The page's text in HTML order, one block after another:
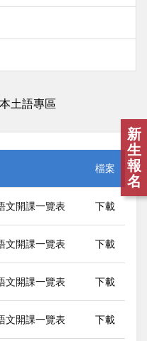
新
生
報
名
本土語專區
檔案
文開課一覽表 下載
文開課一覽表 下載
文開課一覽表 下載
文開課一覽表 下載